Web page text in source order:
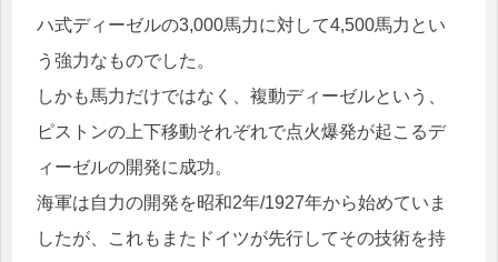
ハ式ディーゼルの3,000馬力に対して4,500馬力とい
う強力なものでした。
しかも馬力だけではなく、複動ディーゼルという、
ピストンの上下移動それぞれで点火爆発が起こるデ
ィーゼルの開発に成功。
海軍は自力の開発を昭和2年/1927年から始めていま
したが、これもまたドイツが先行してその技術を持